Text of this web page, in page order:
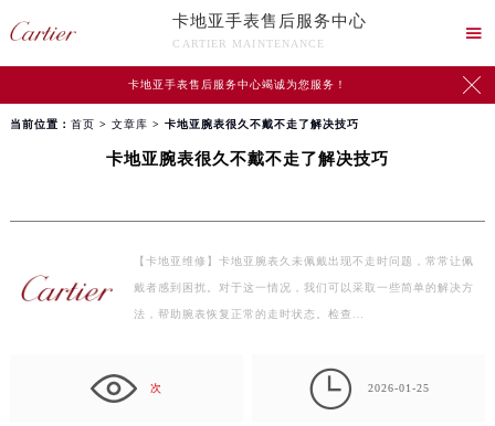
卡地亚手表售后服务中心
CARTIER MAINTENANCE

卡地亚手表售后服务中心竭诚为您服务！ 
当前位置： 首页 > 文章库 > 卡地亚腕表很久不戴不走了解决技巧
卡地亚腕表很久不戴不走了解决技巧
【卡地亚维修】卡地亚腕表久未佩戴出现不走时问题，常常让佩
戴者感到困扰。对于这一情况，我们可以采取一些简单的解决方
法，帮助腕表恢复正常的走时状态。检查…
次  2026-01-25